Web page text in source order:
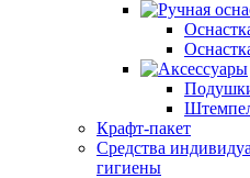
Крафт-пакет
Средства
гигиены